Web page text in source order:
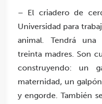
– El criadero de
Universidad para
animal. Tendrá
treinta madres. Son
construyendo: un
maternidad, un
y engorde. También